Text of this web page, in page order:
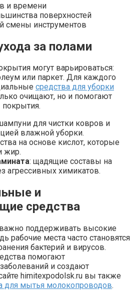
и времени
поверхностей
смены инструментов
за полами
могут варьироваться:
или паркет. Для каждого
средства для уборки
очищают, но и помогают
для чистки ковров и
влажной уборки.
на основе кислот, которые
жир.
: щадящие составы на
агрессивных химикатов.
и
средства
поддерживать высокие
рабочие места часто становятся
бактерий и вирусов.
помогают
и создают
himitexpodolsk.ru вы также
для мытья молокопроводов.